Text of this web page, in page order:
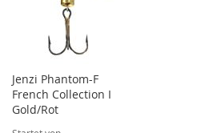
Jenzi Phantom-F
French Collection I
Gold/Rot